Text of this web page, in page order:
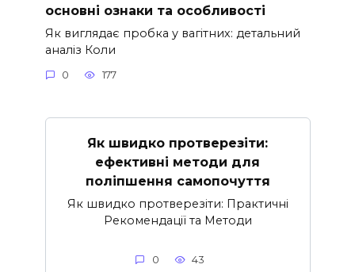
основні ознаки та особливості
Як виглядає пробка у вагітних: детальний
аналіз Коли
0 177
Як швидко протверезіти:
ефективні методи для
поліпшення самопочуття
Як швидко протверезіти: Практичні
Рекомендації та Методи
0 43